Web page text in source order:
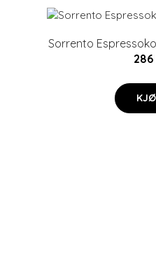
Sorrento
286